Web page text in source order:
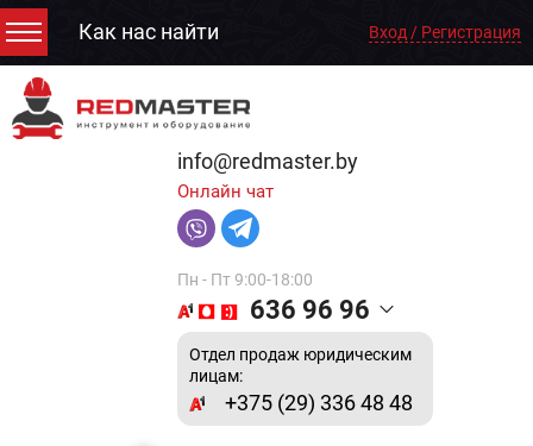
Как нас найти Вход / Регистрация
info@redmaster.by
Онлайн чат
Пн - Пт 9:00-18:00
636 96 96
Отдел продаж юридическим
лицам:
+375 (29) 336 48 48